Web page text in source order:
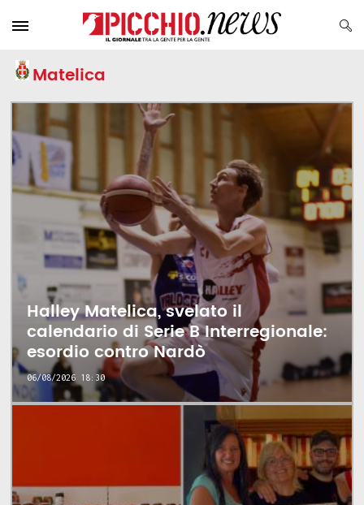
Matelica
Halley Matelica, svelato il
calendario di Serie B Interregionale:
esordio contro Nardò
06/08/2026 18:30